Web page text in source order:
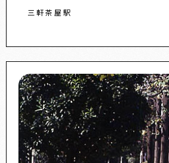
三軒茶屋駅